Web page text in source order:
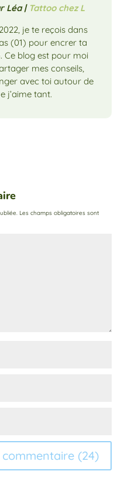
Léa | Tattoo chez L
je te reçois dans
(01) pour encrer ta
Ce blog est pour moi
mes conseils,
avec toi autour de
j’aime tant.
Les champs obligatoires sont